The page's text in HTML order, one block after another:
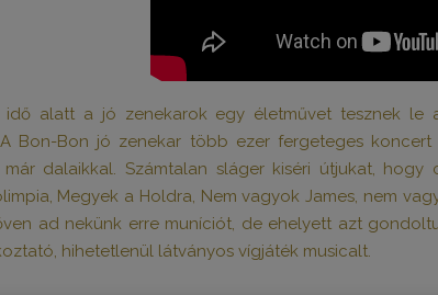
idő alatt a jó zenekarok egy életművet tesznek le
Bon-Bon jó zenekar több ezer fergeteges
dalaikkal. Számtalan sláger kiséri útjukat,
Megyek a Holdra, Nem vagyok James, nem
ad nekünk erre muníciót, de ehelyett azt
hihetetlenül látványos vígjáték musicalt.